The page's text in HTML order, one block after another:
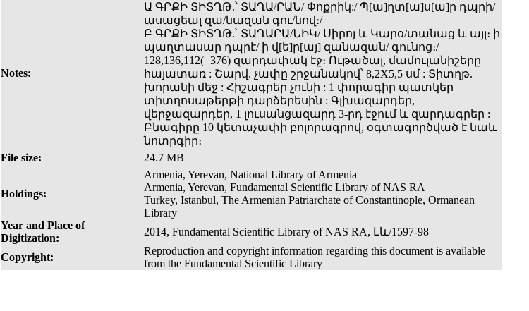
Notes:
Ա ԳՐՔԻ ՏԻՏՂԹ.՝ ՏԱՂԱ/ՐԱՆ/ Փոքրիկ:/ Պ[ա]ղտ[ա]ս[ա]ր դպրի/
ասացեալ զա/նազան գու/նով։/
Բ ԳՐՔԻ ՏԻՏՂԹ.՝ ՏԱՂԱՐԱ/ՆԻԿ/ Սիրոյ և Կարօ/տանաց և այլ։ ի
պաղտասար դպրէ/ ի վ[ե]ր[այ] զանազան/ գունոց։/
128,136,112(=376) զարդափակ էջ։ Ութածալ, մամուլանիշերը
հայատառ : Շարվ. չափը շրջանակով՝ 8,2X5,5 սմ : Տիտղթ.
խորանի մեջ : Հիշագրեր չունի : 1 փորագիր պատկեր
տիտղոսաթերթի դարձերեսին : Գլխազարդեր,
վերջազարդեր, 1 լուսանցազարդ 3-րդ էջում և զարդագրեր :
Բնագիրը 10 կետաչափի բոլորագրով, օգտագործված է նաև
նոտրգիր։
File size:
24.7 MB
Holdings:
Armenia, Yerevan, National Library of Armenia
Armenia, Yerevan, Fundamental Scientific Library of NAS RA
Turkey, Istanbul, The Armenian Patriarchate of Constantinople, Ormanean
Library
Year and Place of
Digitization:
2014, Fundamental Scientific Library of NAS RA, Լև/1597-98
Copyright:
Reproduction and copyright information regarding this document is available
from the Fundamental Scientific Library